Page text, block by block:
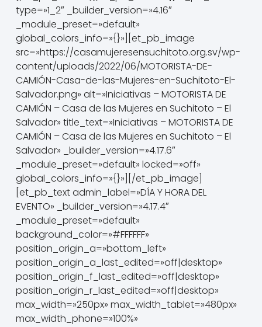
type=»1_2″ _builder_version=»4.16″
_module_preset=»default»
global_colors_info=»{}»][et_pb_image
src=»https://casamujeresensuchitoto.org.sv/wp-
content/uploads/2022/06/MOTORISTA-DE-
CAMIÓN-Casa-de-las-Mujeres-en-Suchitoto-El-
Salvador.png» alt=»Iniciativas – MOTORISTA DE
CAMIÓN – Casa de las Mujeres en Suchitoto – El
Salvador» title_text=»Iniciativas – MOTORISTA DE
CAMIÓN – Casa de las Mujeres en Suchitoto – El
Salvador» _builder_version=»4.17.6″
_module_preset=»default» locked=»off»
global_colors_info=»{}»][/et_pb_image]
[et_pb_text admin_label=»DÍA Y HORA DEL
EVENTO» _builder_version=»4.17.4″
_module_preset=»default»
background_color=»#FFFFFF»
position_origin_a=»bottom_left»
position_origin_a_last_edited=»off|desktop»
position_origin_f_last_edited=»off|desktop»
position_origin_r_last_edited=»off|desktop»
max_width=»250px» max_width_tablet=»480px»
max_width_phone=»100%»